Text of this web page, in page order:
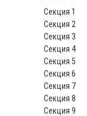
Секция 1
Секция 2
Секция 3
Секция 4
Секция 5
Секция 6
Секция 7
Секция 8
Секция 9